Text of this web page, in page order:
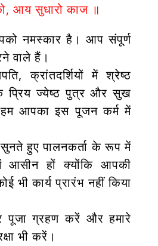
आय सुधारो काज ॥
नमस्कार है। आप संपूर्ण
वाले हैं।
क्रांतदर्शियों में श्रेष्ठ
प्रिय ज्येष्ठ पुत्र और सुख
आपका इस पूजन कर्म में
सुनते हुए पालनकर्ता के रूप में
हों क्योंकि आपकी
भी कार्य प्रारंभ नहीं किया
पूजा ग्रहण करें और हमारे
भी करें।